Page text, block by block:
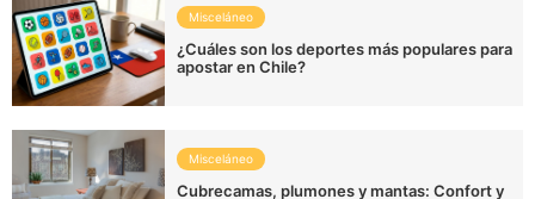
Misceláneo
¿Cuáles son los deportes más populares para
apostar en Chile?
Misceláneo
Cubrecamas, plumones y mantas: Confort y